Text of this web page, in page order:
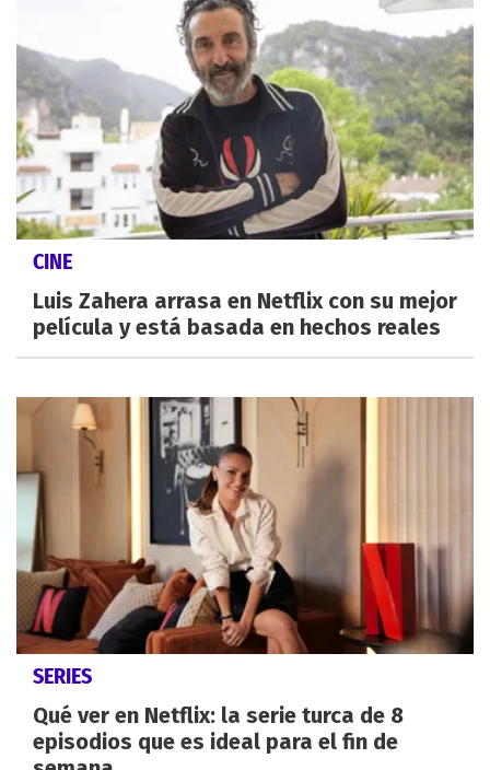
CINE
Luis Zahera arrasa en Netflix con su mejor
película y está basada en hechos reales
SERIES
Qué ver en Netflix: la serie turca de 8
episodios que es ideal para el fin de